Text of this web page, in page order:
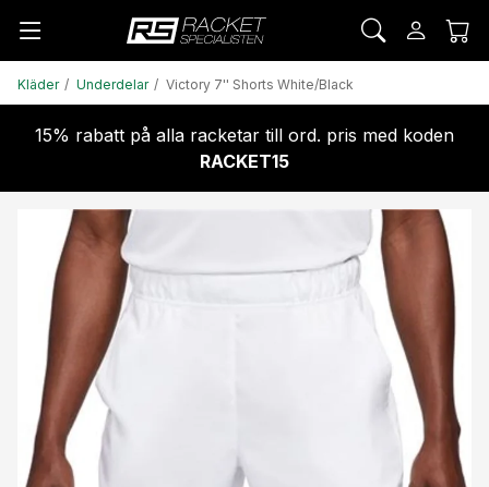
Kläder Underdelar Victory 7'' Shorts White/Black
15% rabatt på alla racketar till ord. pris med koden
RACKET15